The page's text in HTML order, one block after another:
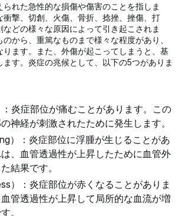
れた急性的な損傷や傷害のことを指しま
衝撃、切創、火傷、骨折、捻挫、挫傷、打
どの様々な原因によって引き起こされま
から、重篤なものまで様々な程度があり、
ります。また、外傷が起こってしまうと、基
す。炎症の兆候として、以下の5つがありま
炎症部位が痛むことがあります。この
神経が刺激されたために発生します。
）：炎症部位に浮腫が生じることがあ
、血管透過性が上昇したために血管外
結果です。
）：炎症部位が赤くなることがありま
管透過性が上昇して局所的な血流が増
。